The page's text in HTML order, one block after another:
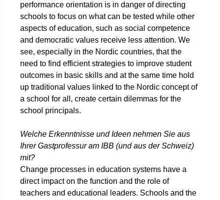
performance orientation is in danger of directing
schools to focus on what can be tested while other
aspects of education, such as social competence
and democratic values receive less attention. We
see, especially in the Nordic countries, that the
need to find efficient strategies to improve student
outcomes in basic skills and at the same time hold
up traditional values linked to the Nordic concept of
a school for all, create certain dilemmas for the
school principals.
Welche Erkenntnisse und Ideen nehmen Sie aus
Ihrer Gastprofessur am IBB (und aus der Schweiz)
mit?
Change processes in education systems have a
direct impact on the function and the role of
teachers and educational leaders. Schools and the